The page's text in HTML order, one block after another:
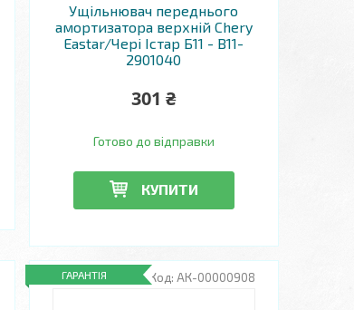
Ущільнювач переднього
амортизатора верхній Chery
Eastar/Чері Істар Б11 - B11-
2901040
301 ₴
Готово до відправки
КУПИТИ
АК-00000908
ГАРАНТІЯ